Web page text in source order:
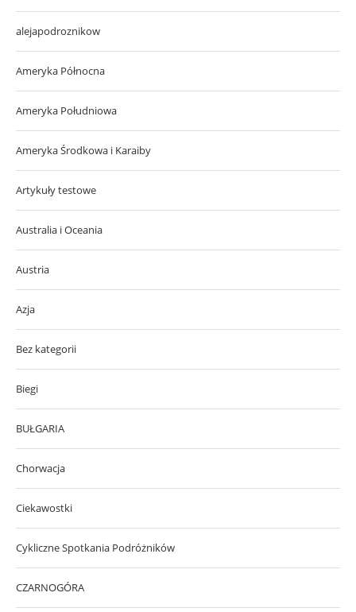
alejapodroznikow
Ameryka Północna
Ameryka Południowa
Ameryka Środkowa i Karaiby
Artykuły testowe
Australia i Oceania
Austria
Azja
Bez kategorii
Biegi
BUŁGARIA
Chorwacja
Ciekawostki
Cykliczne Spotkania Podróżników
CZARNOGÓRA